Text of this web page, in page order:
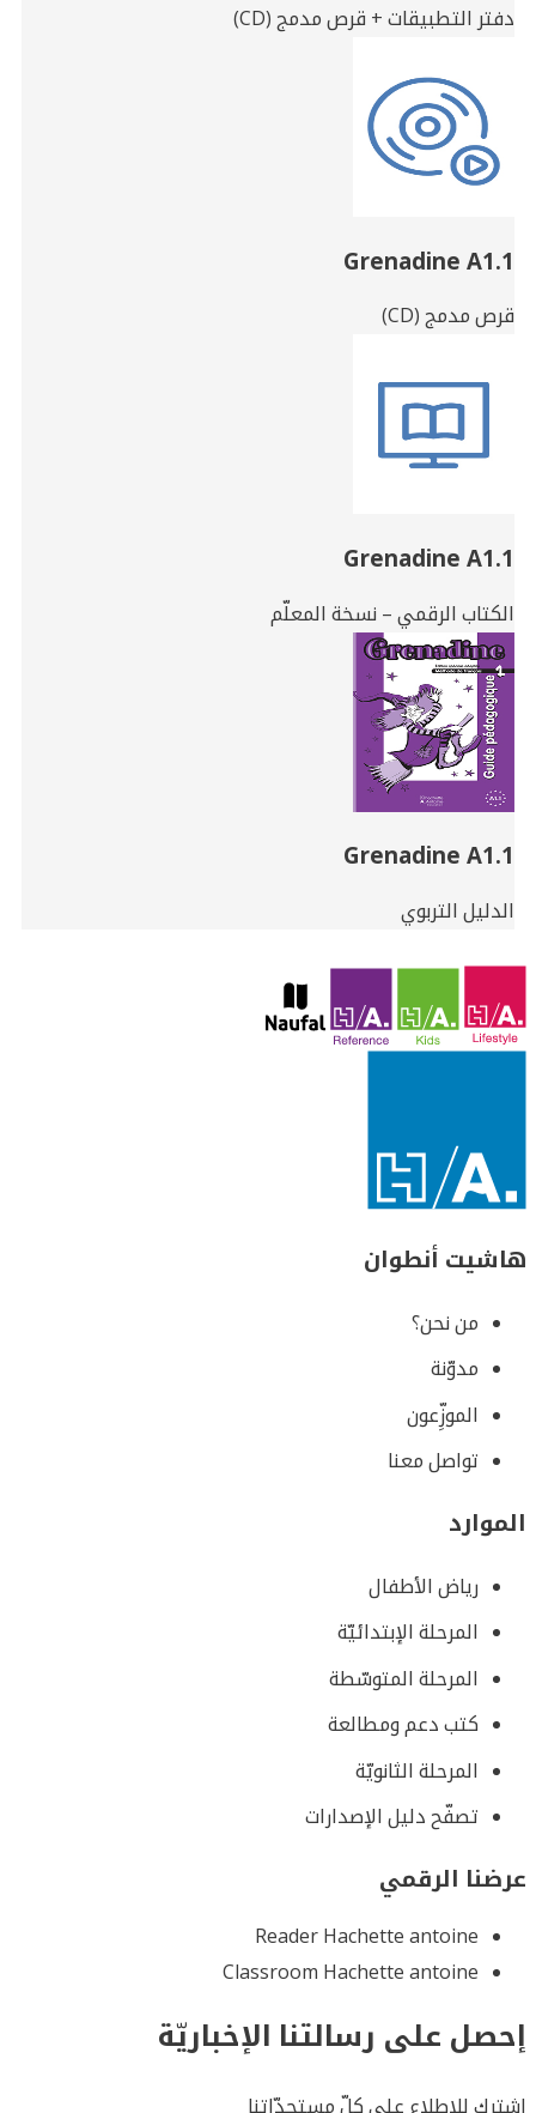
دفتر التطبيقات + قرص مدمج (CD)
Grenadine A1.1
قرص مدمج (CD)
Grenadine A1.1
الكتاب الرقمي – نسخة المعلّم
Grenadine A1.1
الدليل التربوي
هاشيت أنطوان
من نحن؟
مدوّنة
الموزِّعون
تواصل معنا
الموارد
رياض الأطفال
المرحلة الإبتدائيّة
المرحلة المتوسّطة
كتب دعم ومطالعة
المرحلة الثانويّة
تصفّح دليل الإصدارات
عرضنا الرقمي
Reader Hachette antoine
Classroom Hachette antoine
إحصل على رسالتنا الإخباريّة
اشترك للإطلاع على كلّ مستجدّاتنا